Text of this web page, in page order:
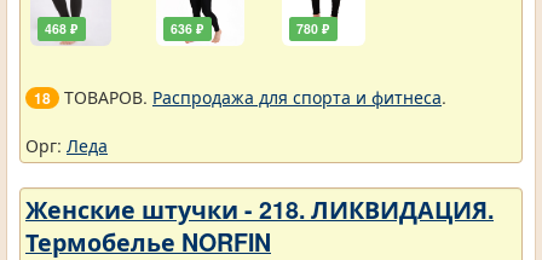
468 ₽ 636 ₽ 780 ₽
18 ТОВАРОВ. Распродажа для спорта и фитнеса.
Орг: Леда
Женские штучки - 218. ЛИКВИДАЦИЯ.
Термобелье NORFIN